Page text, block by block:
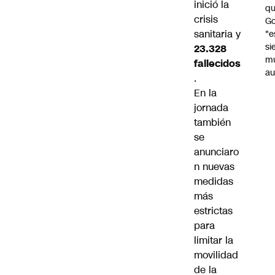
inició la
crisis
sanitaria y
23.328
fallecidos
.
En la
jornada
también
se
anunciaro
n nuevas
medidas
más
estrictas
para
limitar la
movilidad
de la